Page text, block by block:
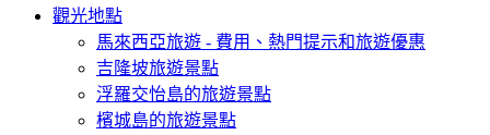
觀光地點
馬來西亞旅遊 - 費用、熱門提示和旅遊優惠
吉隆坡旅遊景點
浮羅交怡島的旅遊景點
檳城島的旅遊景點